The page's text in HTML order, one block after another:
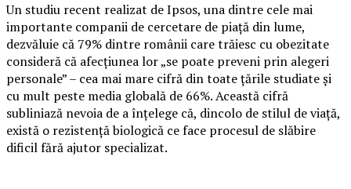
Un studiu recent realizat de Ipsos, una dintre cele mai
importante companii de cercetare de piață din lume,
dezvăluie că 79% dintre românii care trăiesc cu obezitate
consideră că afecțiunea lor „se poate preveni prin alegeri
personale” – cea mai mare cifră din toate țările studiate și
cu mult peste media globală de 66%. Această cifră
subliniază nevoia de a înțelege că, dincolo de stilul de viață,
există o rezistență biologică ce face procesul de slăbire
dificil fără ajutor specializat.